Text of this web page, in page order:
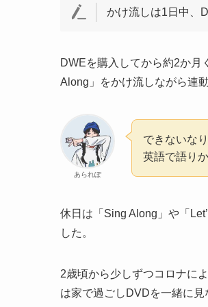
かけ流しは1日中、
DWEを購入してから約2か月
Along」をかけ流しながら連
あられぽ
できないな
英語で語り
休日は「Sing Along」や「
した。
2歳頃から少しずつコロナに
は家で過ごしDVDを一緒に